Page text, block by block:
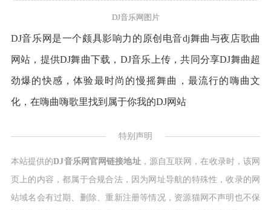
DJ音乐网图片
DJ音乐网是一个颇具影响力的原创电音dj舞曲与夜店歌曲
网站，提供DJ舞曲下载，DJ音乐上传，共同分享DJ舞曲超
劲爆的快感，体验最时尚的慢摇舞曲，最流行的嗨曲文
化，在嗨曲嗨歌里找到属于你我的DJ网站
特别声明
本站提供的DJ音乐网官网链接地址，源自互联网，在收录时，该网
页上的内容，都属于合规合法，因为网址导航的特殊性，收录的网
站域名会有过期、删除、重新注册等情况，资源猫网不声明也不保